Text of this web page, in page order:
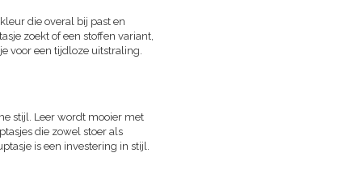
die overal bij past en
zoekt of een stoffen variant,
voor een tijdloze uitstraling.
stijl. Leer wordt mooier met
die zowel stoer als
is een investering in stijl.